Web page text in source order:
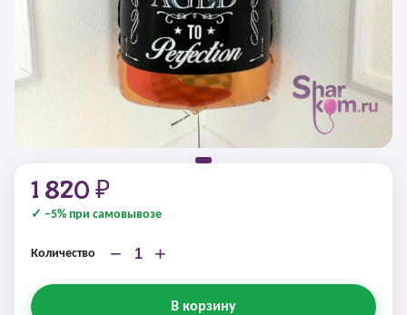
1 820 ₽
✓ −5% при самовывозе
Количество − +
В корзину